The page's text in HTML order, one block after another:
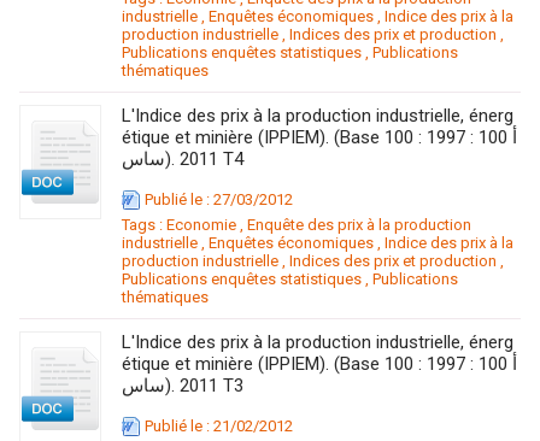
industrielle , Enquêtes économiques , Indice des prix à la
production industrielle , Indices des prix et production ,
Publications enquêtes statistiques , Publications
thématiques
L'Indice des prix à la production industrielle, énerg
étique et minière (IPPIEM). (Base 100 : 1997 : 100 أ
ساس). 2011 T4
Publié le : 27/03/2012
Tags : Economie , Enquête des prix à la production
industrielle , Enquêtes économiques , Indice des prix à la
production industrielle , Indices des prix et production ,
Publications enquêtes statistiques , Publications
thématiques
L'Indice des prix à la production industrielle, énerg
étique et minière (IPPIEM). (Base 100 : 1997 : 100 أ
ساس). 2011 T3
Publié le : 21/02/2012